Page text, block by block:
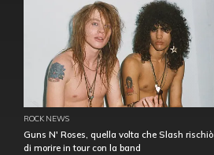
ROCK NEWS
Guns N' Roses, quella volta che Slash rischiò
di morire in tour con la band